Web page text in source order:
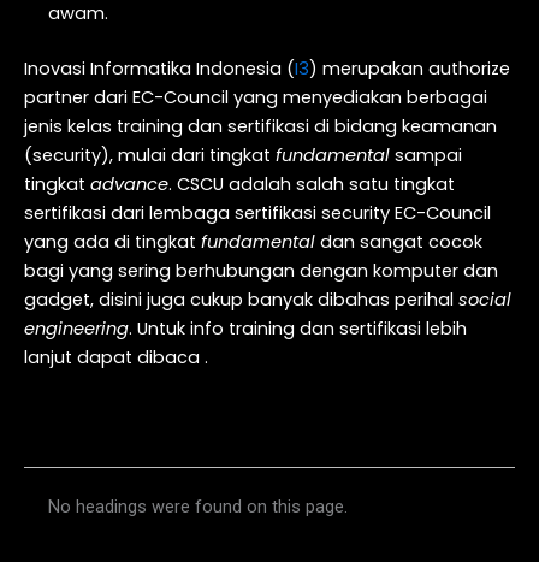
awam.
Inovasi Informatika Indonesia (I3) merupakan authorize
partner dari EC-Council yang menyediakan berbagai
jenis kelas training dan sertifikasi di bidang keamanan
(security), mulai dari tingkat fundamental sampai
tingkat advance. CSCU adalah salah satu tingkat
sertifikasi dari lembaga sertifikasi security EC-Council
yang ada di tingkat fundamental dan sangat cocok
bagi yang sering berhubungan dengan komputer dan
gadget, disini juga cukup banyak dibahas perihal social
engineering. Untuk info training dan sertifikasi lebih
lanjut dapat dibaca .
No headings were found on this page.